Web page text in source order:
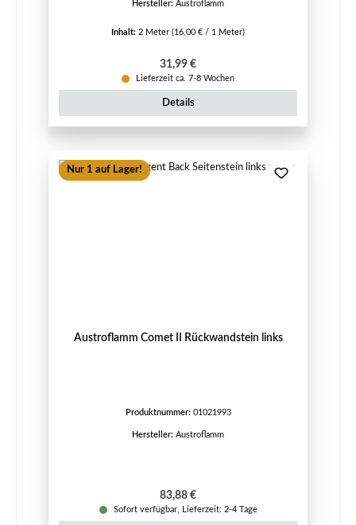
Hersteller: Austroflamm
Inhalt: 2 Meter (16,00 € / 1 Meter)
Regulärer Preis:
31,99 €
Lieferzeit ca. 7-8 Wochen
Details
Nur 1 auf Lager!
Austroflamm Comet II Rückwandstein links
Produktnummer: 01021993
Hersteller: Austroflamm
Regulärer Preis:
83,88 €
Sofort verfügbar, Lieferzeit: 2-4 Tage